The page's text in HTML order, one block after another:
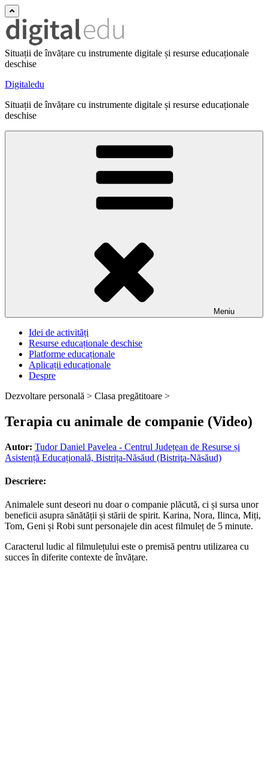
Situații de învățare cu instrumente digitale și resurse educaționale
deschise
Digitaledu
Situații de învățare cu instrumente digitale și resurse educaționale
deschise
Meniu
Idei de activități
Resurse educaționale deschise
Platforme educaționale
Aplicații educaționale
Despre
Dezvoltare personală > Clasa pregătitoare >
Terapia cu animale de companie (Video)
Autor: Tudor Daniel Pavelea - Centrul Județean de Resurse și
Asistență Educațională, Bistrița-Năsăud (Bistriţa-Năsăud)
Descriere:
Animalele sunt deseori nu doar o companie plăcută, ci și sursa unor
beneficii asupra sănătății și stării de spirit. Karina, Nora, Ilinca, Miți,
Tom, Geni și Robi sunt personajele din acest filmuleț de 5 minute.
Caracterul ludic al filmulețului este o premisă pentru utilizarea cu
succes în diferite contexte de învățare.